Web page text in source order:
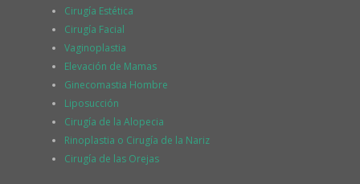
Cirugía Estética
Cirugía Facial
Vaginoplastia
Elevación de Mamas
Ginecomastia Hombre
Liposucción
Cirugía de la Alopecia
Rinoplastia o Cirugía de la Nariz
Cirugía de las Orejas